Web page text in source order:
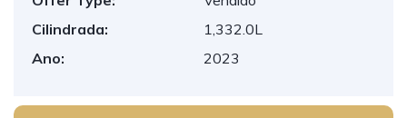
Cilindrada:
1,332.0L
Ano:
2023